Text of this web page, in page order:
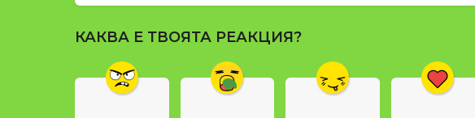
и
н
п
р
a
g
КАКВА Е ТВОЯТА РЕАКЦИЯ?